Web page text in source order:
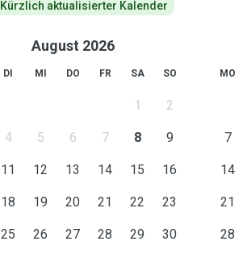
Kürzlich aktualisierter Kalender
August 2026
DI MI DO FR SA SO
1 2
4 5 6 7 8 9
11 12 13 14 15 16
18 19 20 21 22 23
25 26 27 28 29 30
MO
7
14
21
28